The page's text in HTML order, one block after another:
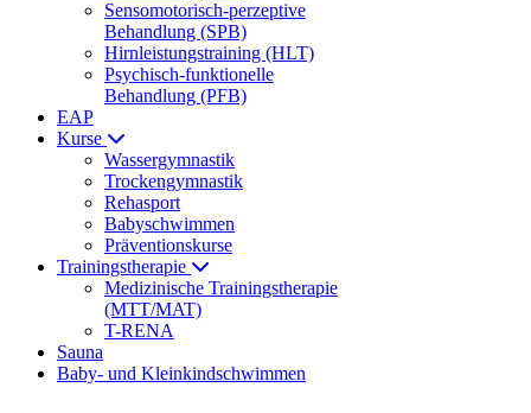
Sensomotorisch-perzeptive
Behandlung (SPB)
Hirnleistungstraining (HLT)
Psychisch-funktionelle
Behandlung (PFB)
EAP
Kurse
Wassergymnastik
Trockengymnastik
Rehasport
Babyschwimmen
Präventionskurse
Trainingstherapie
Medizinische Trainingstherapie
(MTT/MAT)
T-RENA
Sauna
Baby- und Kleinkindschwimmen